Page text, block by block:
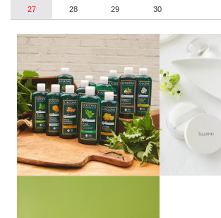
27 28 29 30